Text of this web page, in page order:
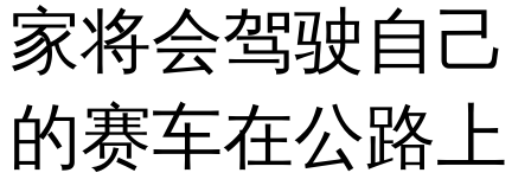
家将会驾驶自己
的赛车在公路上